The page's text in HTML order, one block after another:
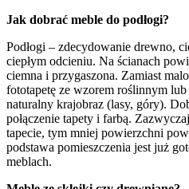
Jak dobrać meble do podłogi?
Podłogi – zdecydowanie drewno,
ciepłym odcieniu. Na ścianach
ciemna i przygaszona. Zamiast
fototapetę ze wzorem roślinnym
naturalny krajobraz (lasy, góry).
połączenie tapety i farbą.
tapecie, tym mniej powierzchni
podstawa pomieszczenia jest już
meblach.